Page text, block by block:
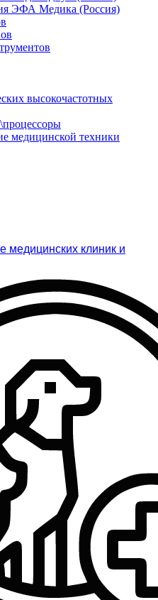
ЭФА Медика (Россия)
высокочастотных
медицинской техники
медицинских клиник и